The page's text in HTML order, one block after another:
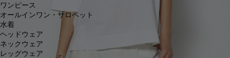
ワンピース
オールインワン・サロペット
水着
ヘッドウェア
ネックウェア
レッグウェア